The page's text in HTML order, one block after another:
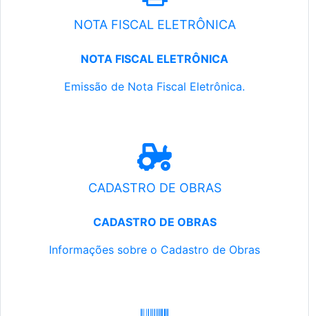
NOTA FISCAL ELETRÔNICA
NOTA FISCAL ELETRÔNICA
Emissão de Nota Fiscal Eletrônica.
CADASTRO DE OBRAS
CADASTRO DE OBRAS
Informações sobre o Cadastro de Obras